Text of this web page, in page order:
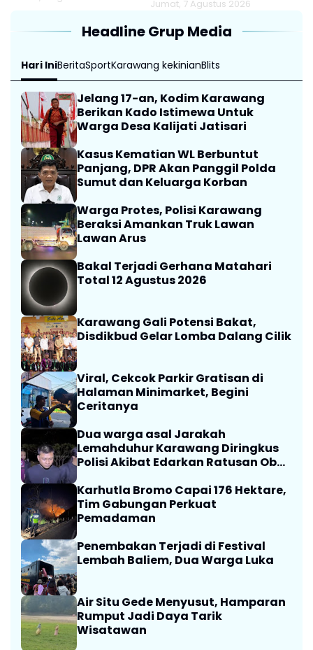
Jumat, 7 Agustus 2026
Headline Grup Media
Hari IniBeritaSportKarawang kekinianBlits
Jelang 17-an, Kodim Karawang
Berikan Kado Istimewa Untuk
Warga Desa Kalijati Jatisari
Kasus Kematian WL Berbuntut
Panjang, DPR Akan Panggil Polda
Sumut dan Keluarga Korban
Warga Protes, Polisi Karawang
Beraksi Amankan Truk Lawan
Lawan Arus
Bakal Terjadi Gerhana Matahari
Total 12 Agustus 2026
Karawang Gali Potensi Bakat,
Disdikbud Gelar Lomba Dalang Cilik
Viral, Cekcok Parkir Gratisan di
Halaman Minimarket, Begini
Ceritanya
Dua warga asal Jarakah
Lemahduhur Karawang Diringkus
Polisi Akibat Edarkan Ratusan Obat
Karhutla Bromo Capai 176 Hektare,
Tim Gabungan Perkuat
Pemadaman
Penembakan Terjadi di Festival
Lembah Baliem, Dua Warga Luka
Air Situ Gede Menyusut, Hamparan
Rumput Jadi Daya Tarik
Wisatawan